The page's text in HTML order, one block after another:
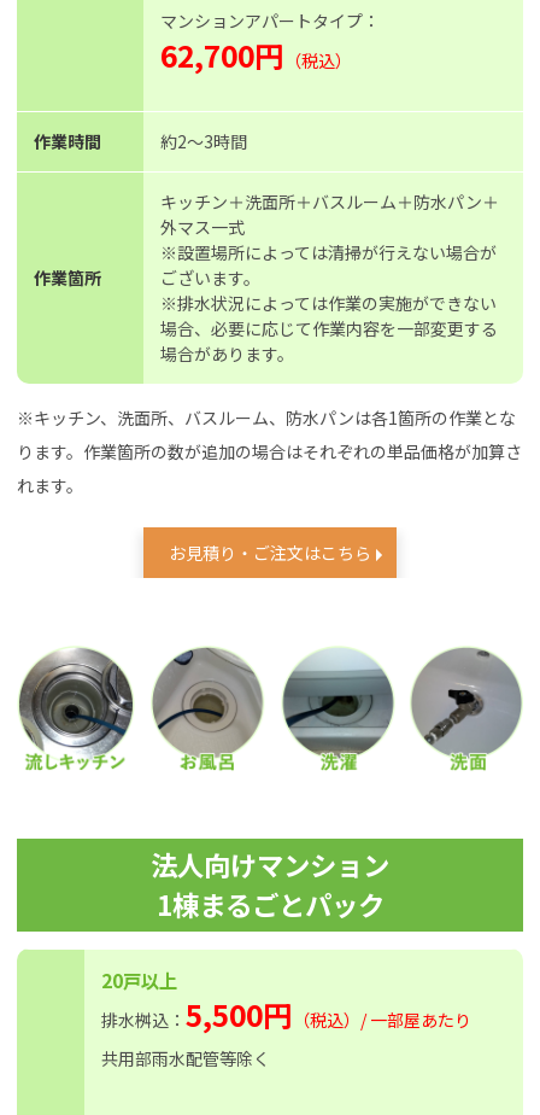
マンションアパートタイプ：
62,700円 （税込）
作業時間 約2〜3時間
作業箇所
キッチン＋洗面所＋バスルーム＋防水パン＋
外マス一式
※設置場所によっては清掃が行えない場合が
ございます。
※排水状況によっては作業の実施ができない
場合、必要に応じて作業内容を一部変更する
場合があります。
※キッチン、洗面所、バスルーム、防水パンは各1箇所の作業とな
ります。作業箇所の数が追加の場合はそれぞれの単品価格が加算さ
れます。
お見積り・ご注文はこちら
法人向けマンション
1棟まるごとパック
20戸以上
排水桝込： 5,500円 （税込）/ 一部屋あたり
共用部雨水配管等除く